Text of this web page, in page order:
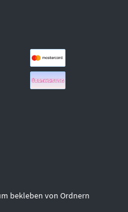
bekleben von Ordnern